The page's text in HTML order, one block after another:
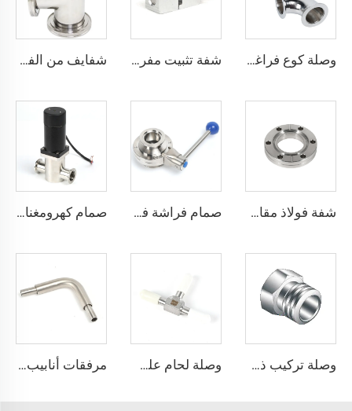
وصلة كوع فراغية KF بزاوية 90 درجة NW25/NW40 من الفولاذ المقاوم للصدأ، كوعات KF16/KF25/KF40/KF50 من الفولاذ SS304 وSS316L بزاوية 90 درجة شفة تثبيت مفردة حسب المعيار ISO من الفولاذ المقاوم للصدأ أو الألومنيوم SS304/ألمنيوم، برغي M8/M10/M12، قطعة توصيل لأنابيب الفراغ عالية الجودة شفايف من الفولاذ المقاوم للصدأ ISO63/ISO80/ISO100/ISO160، وصلة على شكل حرف T متساوية ISO-K، وصلة كبس عالية الجودة من الفولاذ المقاوم للصدأ SS304 وSS316L بمقاس NW80-160
شفة فولاذ مقاوم للصدأ CF بدون ثقوب CF16-CF250 تركيبات فراغ عالي 1/2"-10" SS304 SS316L وصلة أسيبتية بثقوب عابرة/خيط متري/خيط UNC شفة صمام فراشة فراغي من الفولاذ المقاوم للصدأ SS304 وSS316L مع ختم FKM، نوع KF25/KF40/KF50 مع شفة، مشغل يدوي أو كهربائي، مقاس NW25/40 صمام كهرومغناطيسي يدوي من الفولاذ المقاوم للصدأ SS304/SS316L KF16/KF25/KF40/KF50 للغاز والطاقة الكهربائية، صمام زاوية مستقيمة للفراغ بمقاسات NW16/NW25/NW40/NW50
وصلة تركيب ذكر تدفق عالي من الفولاذ المقاوم للصدأ عالي النقاء SS316L (QCR) بتصميم BA/EP، وصلة تركيب ذات وجه معدني محكم الإغلاق، تدفق عالي الجودة وصلة لحام على شكل حرف T عالية الجودة لأنابيب فائقة النقاء من الفولاذ المقاوم للصدأ SS316L، وصلة لحام على شكل حرف T طويلة، وصلة لحام أوتوماتيكية مدارية UHP من الفولاذ المقاوم للصدأ مرفقات أنابيب توصيل مركزية Coaxial عالية الجودة من الفولاذ المقاوم للصدأ SS316L، مرفقات أنابيب توصيل مركزية Coaxial فائقة النقاء (UHP)، أنابيب من الفولاذ المقاوم للصدأ بنهايات BA/EP فائقة النقاء